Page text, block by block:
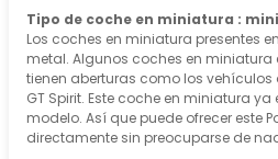
Tipo de coche en miniatura :
Los coches en miniatura presentes
metal. Algunos coches en miniatura
tienen aberturas como los
GT Spirit. Este coche en miniatura
modelo. Así que puede ofrecer este
directamente sin preocuparse de